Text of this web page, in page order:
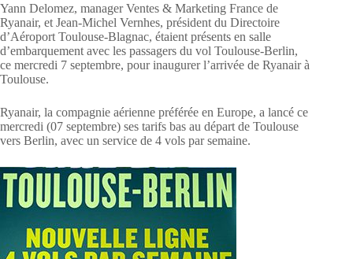
Yann Delomez, manager Ventes & Marketing France de
Ryanair, et Jean-Michel Vernhes, président du Directoire
d’Aéroport Toulouse-Blagnac, étaient présents en salle
d’embarquement avec les passagers du vol Toulouse-Berlin,
ce mercredi 7 septembre, pour inaugurer l’arrivée de Ryanair à
Toulouse.
Ryanair, la compagnie aérienne préférée en Europe, a lancé ce
mercredi (07 septembre) ses tarifs bas au départ de Toulouse
vers Berlin, avec un service de 4 vols par semaine.